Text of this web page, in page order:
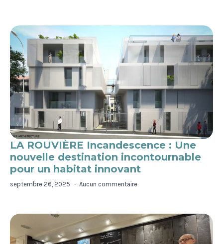
LA ROUVIÈRE Incandescence : Une
nouvelle destination incontournable
pour un habitat innovant
septembre 26, 2025 Aucun commentaire